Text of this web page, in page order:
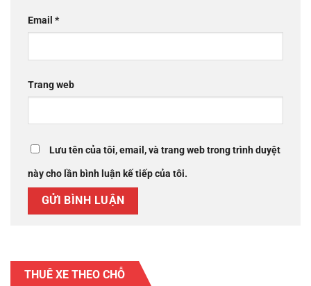
Email *
Trang web
Lưu tên của tôi, email, và trang web trong trình duyệt
này cho lần bình luận kế tiếp của tôi.
THUÊ XE THEO CHỖ